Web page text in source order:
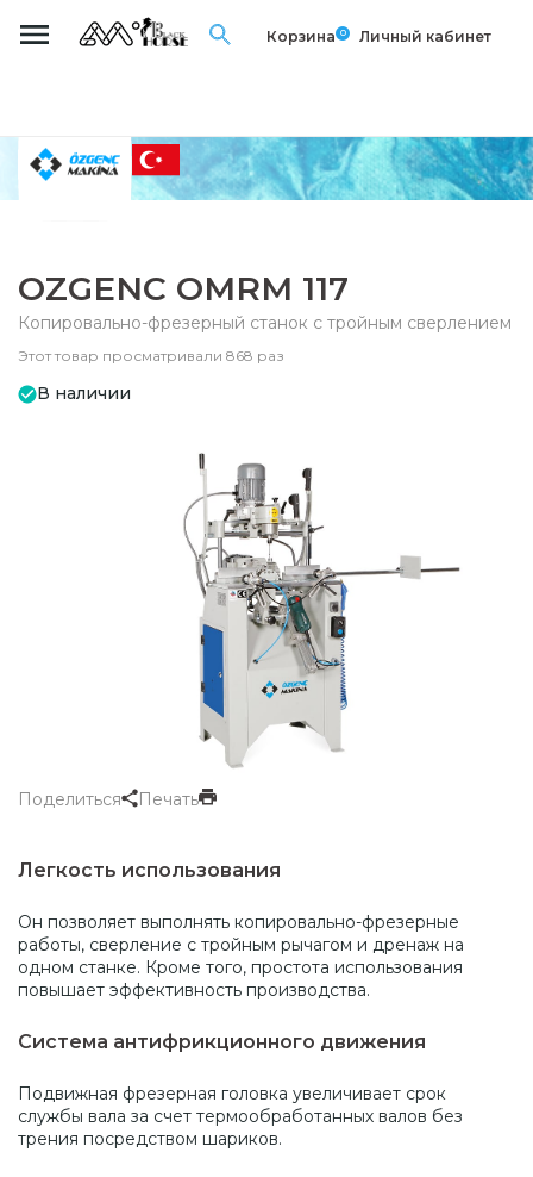
Корзина 0 Личный кабинет
OZGENC OMRM 117
Копировально-фрезерный станок с тройным сверлением
Этот товар просматривали 868 раз
В наличии
Поделиться Печать
Легкость использования
Он позволяет выполнять копировально-фрезерные
работы, сверление с тройным рычагом и дренаж на
одном станке. Кроме того, простота использования
повышает эффективность производства.
Система антифрикционного движения
Подвижная фрезерная головка увеличивает срок
службы вала за счет термообработанных валов без
трения посредством шариков.